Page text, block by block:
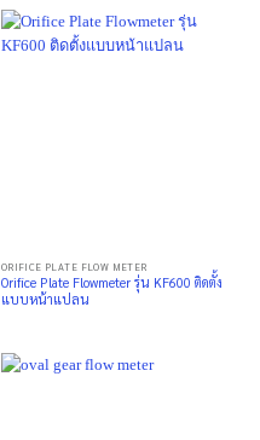
ORIFICE PLATE FLOW METER
Orifice Plate Flowmeter รุ่น KF600 ติดตั้ง
แบบหน้าแปลน